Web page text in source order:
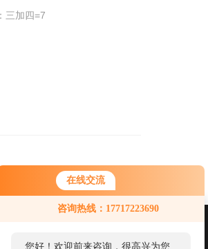
在线交流
咨询热线：17717223690
您好！欢迎前来咨询，很高兴为您
三加四=7